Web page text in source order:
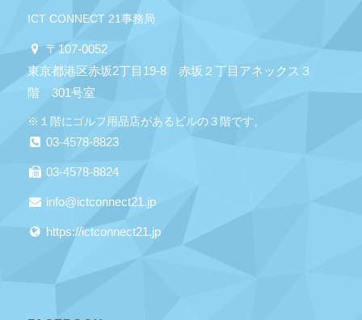
ICT CONNECT 21事務局
〒107-0052
東京都港区赤坂2丁目19-8 赤坂２丁目アネックス３
階 301号室
※１階にゴルフ用品店があるビルの３階です。
03-4578-8823
03-4578-8824
info@ictconnect21.jp
https://ictconnect21.jp